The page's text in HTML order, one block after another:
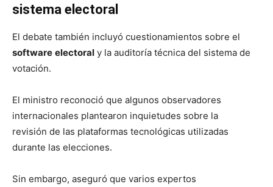
sistema electoral
El debate también incluyó cuestionamientos sobre el
software electoral y la auditoría técnica del sistema de
votación.
El ministro reconoció que algunos observadores
internacionales plantearon inquietudes sobre la
revisión de las plataformas tecnológicas utilizadas
durante las elecciones.
Sin embargo, aseguró que varios expertos